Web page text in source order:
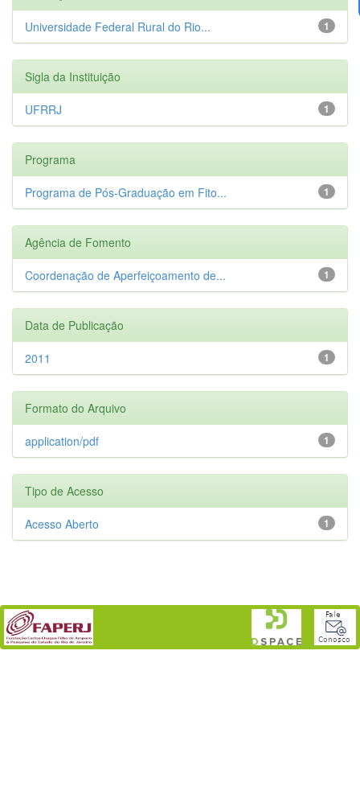
1
Universidade Federal Rural do Rio...
Sigla da Instituição
1
UFRRJ
Programa
1
Programa de Pós-Graduação em Fito...
Agência de Fomento
1
Coordenação de Aperfeiçoamento de...
Data de Publicação
1
2011
Formato do Arquivo
1
application/pdf
Tipo de Acesso
1
Acesso Aberto